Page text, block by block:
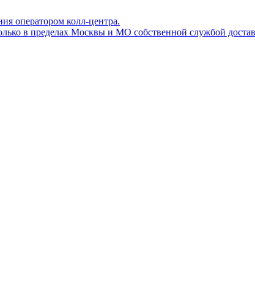
оператором колл-центра.
в пределах Москвы и МО собственной службой